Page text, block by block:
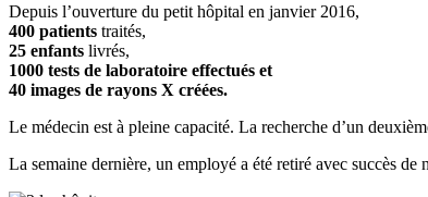
Depuis l’ouverture du petit hôpital en janvier 2016,
400 patients traités,
25 enfants livrés,
1000 tests de laboratoire effectués et
40 images de rayons X créées.
Le médecin est à pleine capacité. La recherche d’un
La semaine dernière, un employé a été retiré avec succès